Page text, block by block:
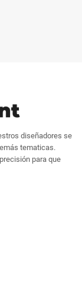
diseñadores se
tematicas.
para que